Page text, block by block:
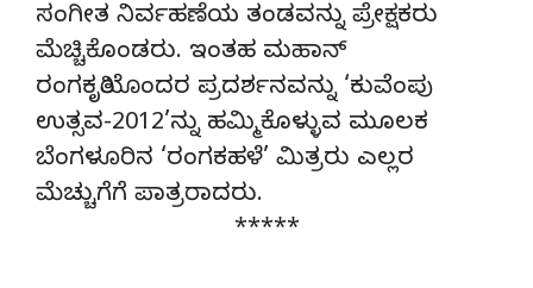
ಸಂಗೀತ ನಿರ್ವಹಣೆಯ ತಂಡವನ್ನು ಪ್ರೇಕ್ಷಕರು
ಮೆಚ್ಚಿಕೊಂಡರು. ಇಂತಹ ಮಹಾನ್
ರಂಗಕೃತಿಯೊಂದರ ಪ್ರದರ್ಶನವನ್ನು ‘ಕುವೆಂಪು
ಉತ್ಸವ-2012’ನ್ನು ಹಮ್ಮಿಕೊಳ್ಳುವ ಮೂಲಕ
ಬೆಂಗಳೂರಿನ ‘ರಂಗಕಹಳೆ’ ಮಿತ್ರರು ಎಲ್ಲರ
ಮೆಚ್ಚುಗೆಗೆ ಪಾತ್ರರಾದರು.
*****